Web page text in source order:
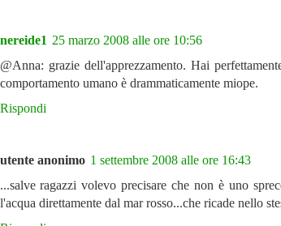
nereide1 25 marzo 2008 alle ore 10:56
@Anna: grazie dell'apprezzamento. Hai
comportamento umano è drammaticamente miope.
Rispondi
utente anonimo 1 settembre 2008 alle ore 16:43
...salve ragazzi volevo precisare che non è uno
l'acqua direttamente dal mar rosso...che ricade nello